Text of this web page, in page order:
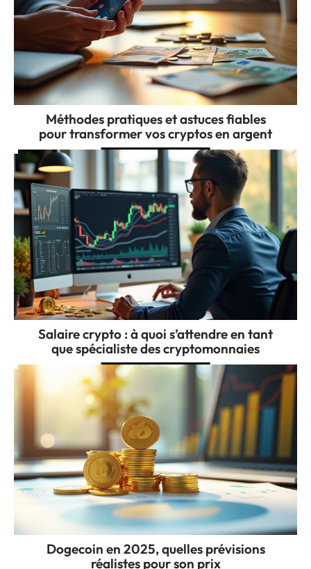
Méthodes pratiques et astuces fiables
pour transformer vos cryptos en argent
Salaire crypto : à quoi s’attendre en tant
que spécialiste des cryptomonnaies
Dogecoin en 2025, quelles prévisions
réalistes pour son prix